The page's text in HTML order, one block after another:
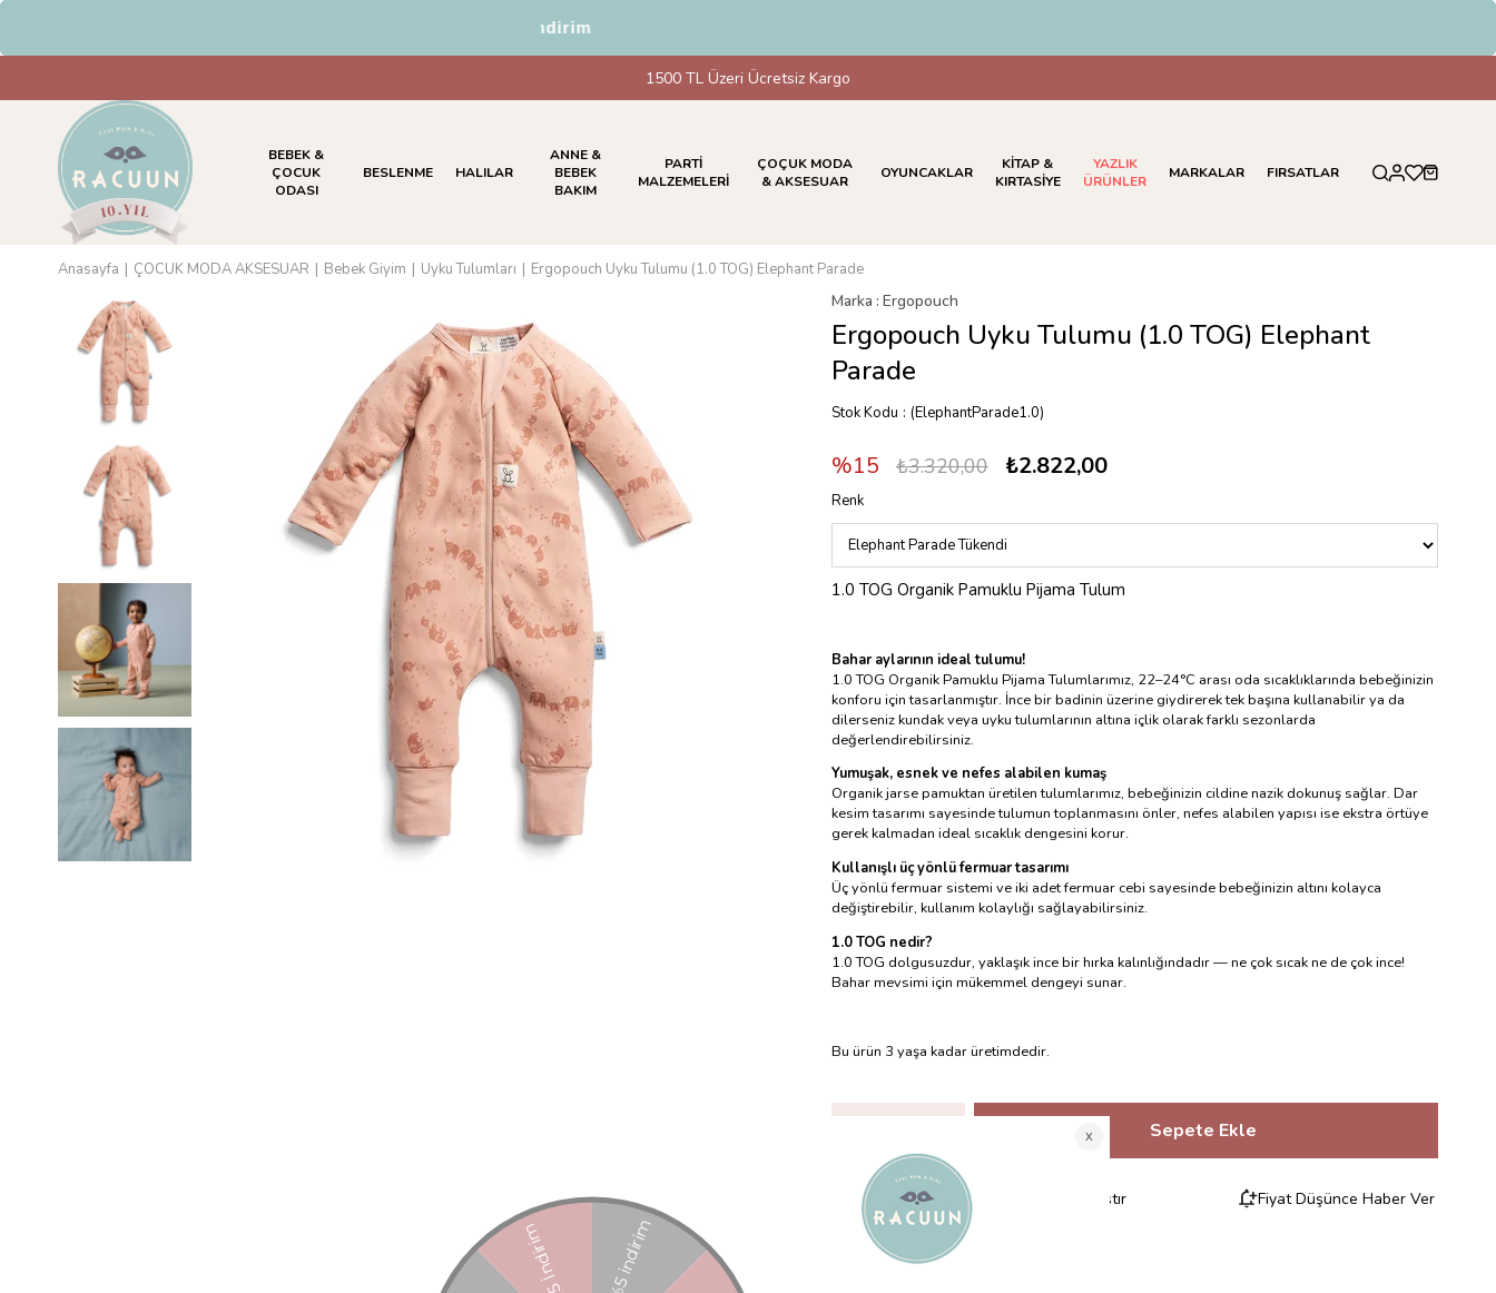
HAVALE & EFT Ödemelerinde %5 İndirim
1500 TL Üzeri Ücretsiz Kargo
BEBEK &
ÇOCUK
ODASI
BESLENME HALILAR
ANNE &
BEBEK
BAKIM
PARTİ
MALZEMELERİ
ÇOÇUK MODA
& AKSESUAR
OYUNCAKLAR
KİTAP &
KIRTASİYE
YAZLIK
ÜRÜNLER
MARKALAR FIRSATLAR
Anasayfa ÇOCUK MODA AKSESUAR Bebek Giyim Uyku Tulumları Ergopouch Uyku Tulumu (1.0 TOG) Elephant Parade
Marka : Ergopouch
Ergopouch Uyku Tulumu (1.0 TOG) Elephant
Parade
Stok Kodu (ElephantParade1.0)
15 ₺3.320,00 ₺2.822,00
Renk
1.0 TOG Organik Pamuklu Pijama Tulum
Bahar aylarının ideal tulumu!
1.0 TOG Organik Pamuklu Pijama Tulumlarımız, 22–24°C arası oda sıcaklıklarında bebeğinizin
konforu için tasarlanmıştır. İnce bir badinin üzerine giydirerek tek başına kullanabilir ya da
dilerseniz kundak veya uyku tulumlarının altına içlik olarak farklı sezonlarda
değerlendirebilirsiniz.
Yumuşak, esnek ve nefes alabilen kumaş
Organik jarse pamuktan üretilen tulumlarımız, bebeğinizin cildine nazik dokunuş sağlar. Dar
kesim tasarımı sayesinde tulumun toplanmasını önler, nefes alabilen yapısı ise ekstra örtüye
gerek kalmadan ideal sıcaklık dengesini korur.
Kullanışlı üç yönlü fermuar tasarımı
Üç yönlü fermuar sistemi ve iki adet fermuar cebi sayesinde bebeğinizin altını kolayca
değiştirebilir, kullanım kolaylığı sağlayabilirsiniz.
1.0 TOG nedir?
1.0 TOG dolgusuzdur, yaklaşık ince bir hırka kalınlığındadır — ne çok sıcak ne de çok ince!
Bahar mevsimi için mükemmel dengeyi sunar.
Bu ürün 3 yaşa kadar üretimdedir.
Favorilere Ekle Karşılaştır Fiyat Düşünce Haber Ver